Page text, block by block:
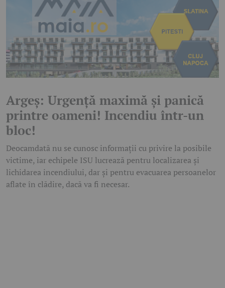
Argeș: Urgență maximă și panică
printre oameni! Incendiu într-un
bloc!
Deocamdată nu se cunosc informații cu privire la posibile
victime, iar echipele ISU lucrează pentru localizarea și
lichidarea incendiului, dar și pentru evacuarea persoanelor
aflate în clădire, dacă va fi necesar.